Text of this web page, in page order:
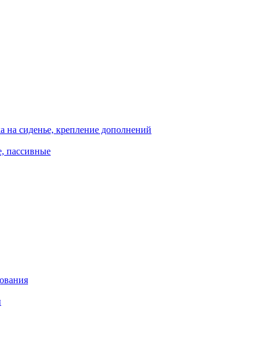
на сиденье, крепление дополнений
пассивные